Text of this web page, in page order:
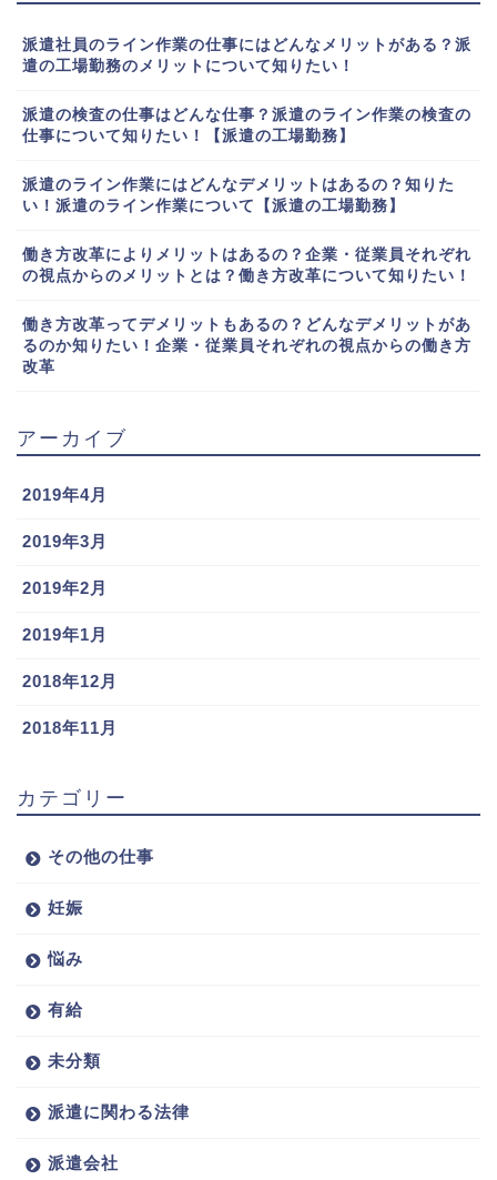
派遣社員のライン作業の仕事にはどんなメリットがある？派
遣の工場勤務のメリットについて知りたい！
派遣の検査の仕事はどんな仕事？派遣のライン作業の検査の
仕事について知りたい！【派遣の工場勤務】
派遣のライン作業にはどんなデメリットはあるの？知りた
い！派遣のライン作業について【派遣の工場勤務】
働き方改革によりメリットはあるの？企業・従業員それぞれ
の視点からのメリットとは？働き方改革について知りたい！
働き方改革ってデメリットもあるの？どんなデメリットがあ
るのか知りたい！企業・従業員それぞれの視点からの働き方
改革
アーカイブ
2019年4月
2019年3月
2019年2月
2019年1月
2018年12月
2018年11月
カテゴリー
その他の仕事
妊娠
悩み
有給
未分類
派遣に関わる法律
派遣会社